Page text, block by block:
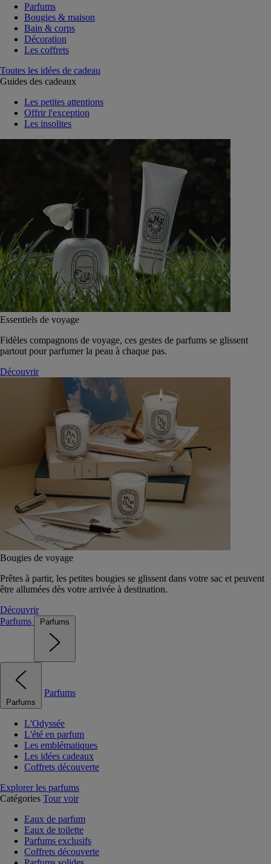
Parfums
Bougies & maison
Bain & corps
Décoration
Les coffrets
Toutes les idées de cadeau
Guides des cadeaux
Les petites attentions
Offrir l'exception
Les insolites
Essentiels de voyage
Fidèles compagnons de voyage, ces gestes de parfums se glissent
partout pour parfumer la peau à chaque pas.
Découvrir
Bougies de voyage
Prêtes à partir, les petites bougies se glissent dans votre sac et peuvent
être allumées dès votre arrivée à destination.
Découvrir
Parfums
Parfums
Parfums
Parfums
L'Odyssée
L'été en parfum
Les emblématiques
Les idées cadeaux
Coffrets découverte
Explorer les parfums
Catégories Tour voir
Eaux de parfum
Eaux de toilette
Parfums exclusifs
Coffrets découverte